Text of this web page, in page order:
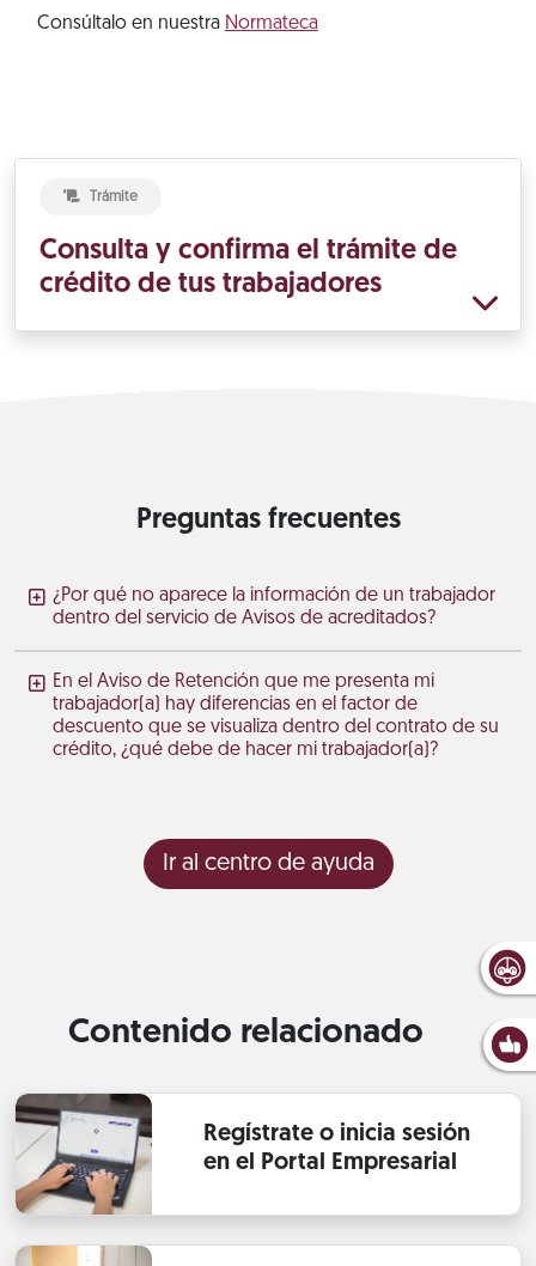
Consúltalo en nuestra Normateca
Trámite
Consulta y confirma el trámite de
crédito de tus trabajadores
Preguntas frecuentes
¿Por qué no aparece la información de un trabajador
dentro del servicio de Avisos de acreditados?
En el Aviso de Retención que me presenta mi
trabajador(a) hay diferencias en el factor de
descuento que se visualiza dentro del contrato de su
crédito, ¿qué debe de hacer mi trabajador(a)?
Ir al centro de ayuda
Contenido relacionado
Regístrate o inicia sesión
en el Portal Empresarial